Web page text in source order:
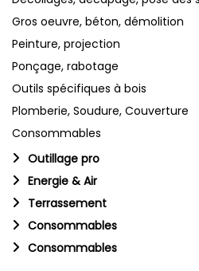
Gros oeuvre, béton, démolition
Peinture, projection
Ponçage, rabotage
Outils spécifiques à bois
Plomberie, Soudure, Couverture
Consommables
Outillage pro
Energie & Air
Terrassement
Consommables
Consommables